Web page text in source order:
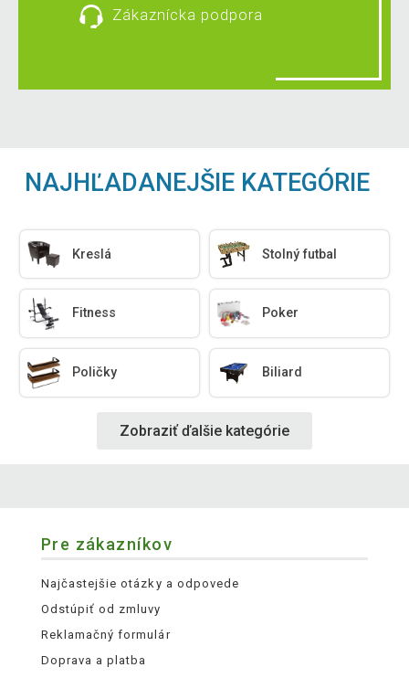
Zákaznícka podpora
NAJHĽADANEJŠIE KATEGÓRIE
Kreslá Stolný futbal
Fitness Poker
Poličky Biliard
Zobraziť ďalšie kategórie
Pre zákazníkov
Najčastejšie otázky a odpovede
Odstúpiť od zmluvy
Reklamačný formulár
Doprava a platba